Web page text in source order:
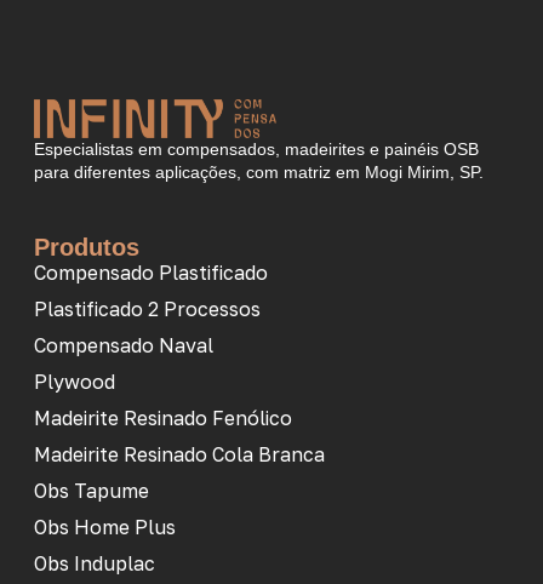
Especialistas em compensados, madeirites e painéis OSB
para diferentes aplicações, com matriz em Mogi Mirim, SP.
Produtos
Compensado Plastificado
Plastificado 2 Processos
Compensado Naval
Plywood
Madeirite Resinado Fenólico
Madeirite Resinado Cola Branca
Obs Tapume
Obs Home Plus
Obs Induplac